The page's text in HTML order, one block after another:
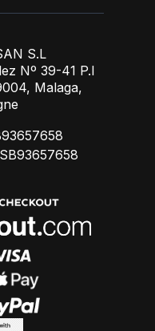
S.L
Nº 39-41 P.I
Malaga,